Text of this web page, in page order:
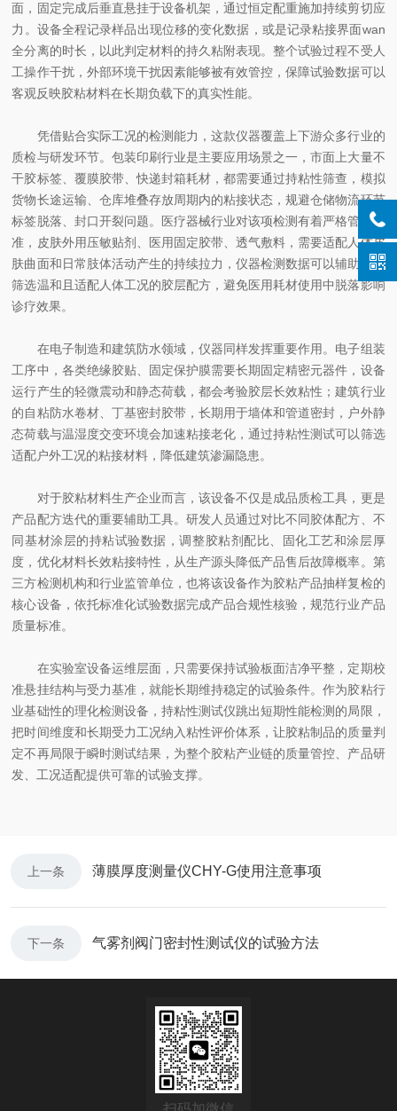
面，固定完成后垂直悬挂于设备机架，通过恒定配重施加持续剪切应
力。设备全程记录样品出现位移的变化数据，或是记录粘接界面wan
全分离的时长，以此判定材料的持久粘附表现。整个试验过程不受人
工操作干扰，外部环境干扰因素能够被有效管控，保障试验数据可以
客观反映胶粘材料在长期负载下的真实性能。
凭借贴合实际工况的检测能力，这款仪器覆盖上下游众多行业的
质检与研发环节。包装印刷行业是主要应用场景之一，市面上大量不
干胶标签、覆膜胶带、快递封箱耗材，都需要通过持粘性筛查，模拟
货物长途运输、仓库堆叠存放周期内的粘接状态，规避仓储物流环节
标签脱落、封口开裂问题。医疗器械行业对该项检测有着严格管控标
准，皮肤外用压敏贴剂、医用固定胶带、透气敷料，需要适配人体皮
肤曲面和日常肢体活动产生的持续拉力，仪器检测数据可以辅助企业
筛选温和且适配人体工况的胶层配方，避免医用耗材使用中脱落影响
诊疗效果。
在电子制造和建筑防水领域，仪器同样发挥重要作用。电子组装
工序中，各类绝缘胶贴、固定保护膜需要长期固定精密元器件，设备
运行产生的轻微震动和静态荷载，都会考验胶层长效粘性；建筑行业
的自粘防水卷材、丁基密封胶带，长期用于墙体和管道密封，户外静
态荷载与温湿度交变环境会加速粘接老化，通过持粘性测试可以筛选
适配户外工况的粘接材料，降低建筑渗漏隐患。
对于胶粘材料生产企业而言，该设备不仅是成品质检工具，更是
产品配方迭代的重要辅助工具。研发人员通过对比不同胶体配方、不
同基材涂层的持粘试验数据，调整胶粘剂配比、固化工艺和涂层厚
度，优化材料长效粘接特性，从生产源头降低产品售后故障概率。第
三方检测机构和行业监管单位，也将该设备作为胶粘产品抽样复检的
核心设备，依托标准化试验数据完成产品合规性核验，规范行业产品
质量标准。
在实验室设备运维层面，只需要保持试验板面洁净平整，定期校
准悬挂结构与受力基准，就能长期维持稳定的试验条件。作为胶粘行
业基础性的理化检测设备，持粘性测试仪跳出短期性能检测的局限，
把时间维度和长期受力工况纳入粘性评价体系，让胶粘制品的质量判
定不再局限于瞬时测试结果，为整个胶粘产业链的质量管控、产品研
发、工况适配提供可靠的试验支撑。
上一条 薄膜厚度测量仪CHY-G使用注意事项
下一条 气雾剂阀门密封性测试仪的试验方法